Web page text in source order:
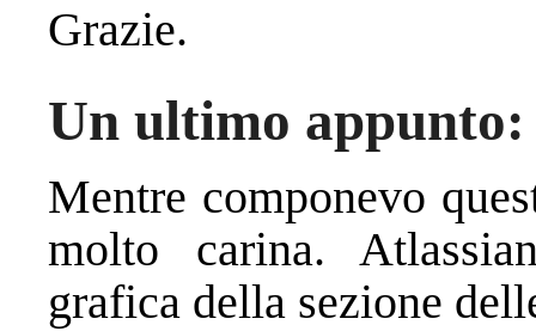
Grazie.
Un ultimo appunto:
Mentre componevo
molto carina.
grafica della sezione